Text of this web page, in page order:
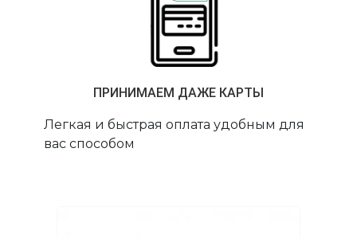
ПРИНИМАЕМ ДАЖЕ КАРТЫ
Легкая и быстрая оплата удобным для
вас способом